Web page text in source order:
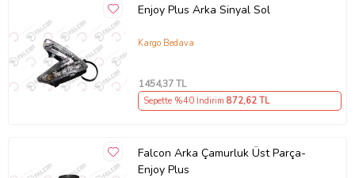
Enjoy Plus Arka Sinyal Sol
Kargo Bedava
1454,37 TL
Sepette %40 İndirim 872,62 TL
Falcon Arka Çamurluk Üst Parça-
Enjoy Plus